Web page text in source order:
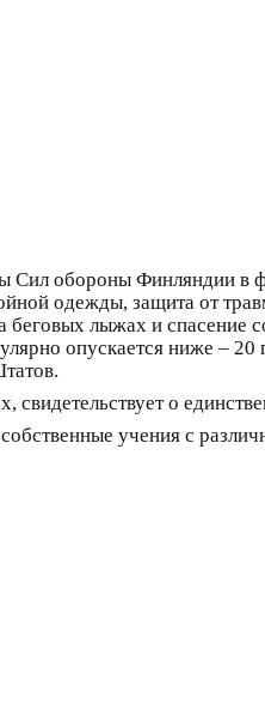
Сил обороны Финляндии в
одежды, защита от
беговых лыжах и
опускается ниже
о
учения с